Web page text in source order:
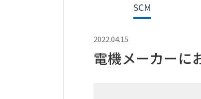
SCM
2022.04.15
電機メーカーに